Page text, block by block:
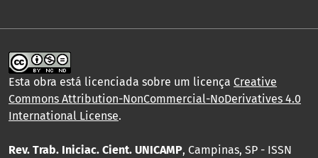
Esta obra está licenciada sobre um licença Creative
Commons Attribution-NonCommercial-NoDerivatives 4.0
International License.
Rev. Trab. Iniciac. Cient. UNICAMP, Campinas, SP - ISSN